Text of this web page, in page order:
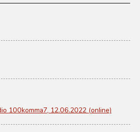
100komma7, 12.06.2022 (online)